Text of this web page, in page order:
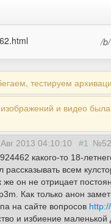
/
тестируем
и видео
2013 04:10:10 #1
какого-то 18-
всем
же он не отрицает
Как только анон
на сайте вопросов
и избиение маленькой